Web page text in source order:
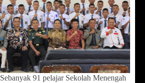
Sebanyak 91 pelajar Sekolah Menengah